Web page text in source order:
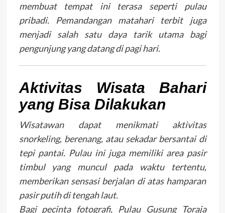
membuat tempat ini terasa seperti pulau
pribadi. Pemandangan matahari terbit juga
menjadi salah satu daya tarik utama bagi
pengunjung yang datang di pagi hari.
Aktivitas Wisata Bahari
yang Bisa Dilakukan
Wisatawan dapat menikmati aktivitas
snorkeling, berenang, atau sekadar bersantai di
tepi pantai. Pulau ini juga memiliki area pasir
timbul yang muncul pada waktu tertentu,
memberikan sensasi berjalan di atas hamparan
pasir putih di tengah laut.
Bagi pecinta fotografi, Pulau Gusung Toraja